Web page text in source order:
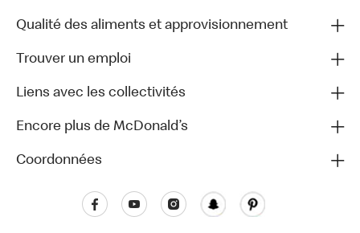
Qualité des aliments et approvisionnement
Trouver un emploi
Liens avec les collectivités
Encore plus de McDonald’s
Coordonnées